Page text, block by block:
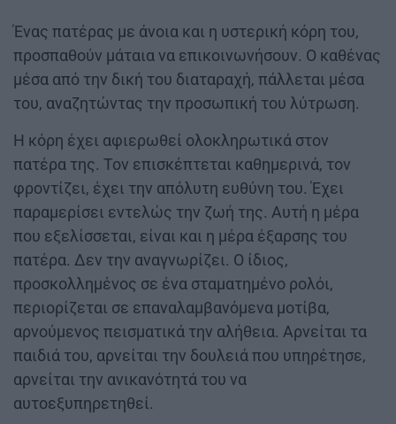
Ένας πατέρας με άνοια και η υστερική κόρη του,
προσπαθούν μάταια να επικοινωνήσουν. Ο καθένας
μέσα από την δική του διαταραχή, πάλλεται μέσα
του, αναζητώντας την προσωπική του λύτρωση.
Η κόρη έχει αφιερωθεί ολοκληρωτικά στον
πατέρα της. Τον επισκέπτεται καθημερινά, τον
φροντίζει, έχει την απόλυτη ευθύνη του. Έχει
παραμερίσει εντελώς την ζωή της. Αυτή η μέρα
που εξελίσσεται, είναι και η μέρα έξαρσης του
πατέρα. Δεν την αναγνωρίζει. Ο ίδιος,
προσκολλημένος σε ένα σταματημένο ρολόι,
περιορίζεται σε επαναλαμβανόμενα μοτίβα,
αρνούμενος πεισματικά την αλήθεια. Αρνείται τα
παιδιά του, αρνείται την δουλειά που υπηρέτησε,
αρνείται την ανικανότητά του να
αυτοεξυπηρετηθεί.